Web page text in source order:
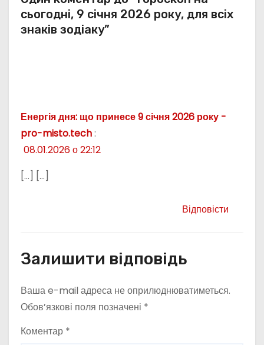
сьогодні, 9 січня 2026 року, для всіх
знаків зодіаку”
Енергія дня: що принесе 9 січня 2026 року -
pro-misto.tech:
08.01.2026 о 22:12
[…] […]
Відповісти
Залишити відповідь
Ваша e-mail адреса не оприлюднюватиметься.
Обов’язкові поля позначені *
Коментар *